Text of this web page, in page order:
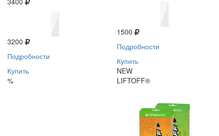
3200
Подробности
Купить
%
1500
Подробности
Купить
NEW
LIFTOFF®